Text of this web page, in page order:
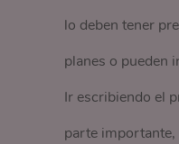
lo deben tener
planes o pueden
Ir escribiendo el
parte importante,